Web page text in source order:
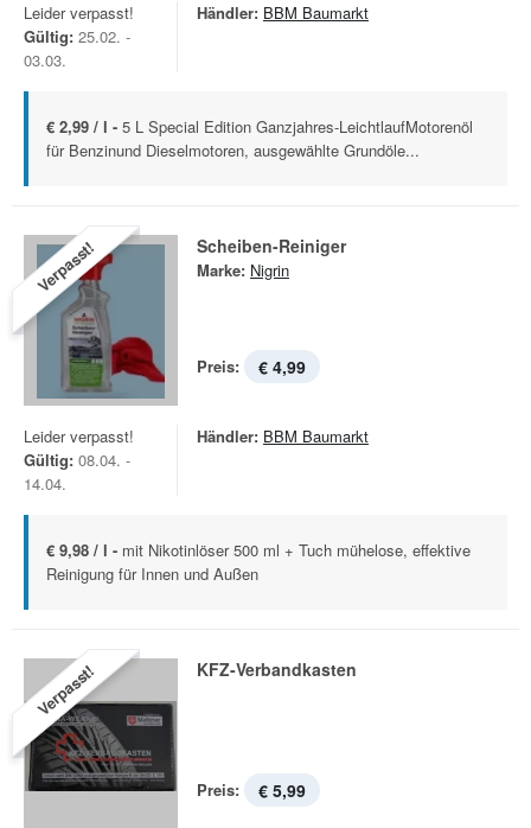
Leider verpasst!
Gültig: 25.02. -
03.03.
Händler: BBM Baumarkt
€ 2,99 / l - 5 L Special Edition Ganzjahres-LeichtlaufMotorenöl
für Benzinund Dieselmotoren, ausgewählte Grundöle...
Verpasst! Scheiben-Reiniger
Marke: Nigrin
Preis: € 4,99
Leider verpasst!
Gültig: 08.04. -
14.04.
Händler: BBM Baumarkt
€ 9,98 / l - mit Nikotinlöser 500 ml + Tuch mühelose, effektive
Reinigung für Innen und Außen
Verpasst! KFZ-Verbandkasten
Preis: € 5,99